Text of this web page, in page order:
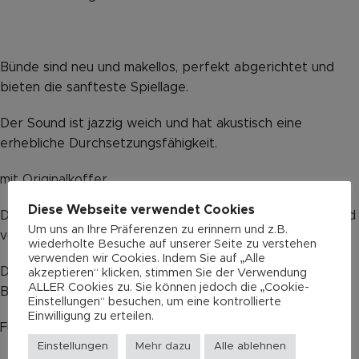
Bünde sind neu und makellos, perfekt abgerichtet und
bieten die sanfteste Spiellage.
Der Sound ist jazzig weich und hat akustisch eine
erhebliche Durchsetzungsfähigkeit.
mit Originalkoffer.
Diese Gitarre wird im Auftrag verkauft. Alle Angaben sind
vom Verkäufer.
Die Fotos sind original von diesem Instrument und
Bestandteil dieses Angebotes.
Für mehr Infos oder auch Fotos, gerne fragen.
Diese Webseite verwendet Cookies
Um uns an Ihre Präferenzen zu erinnern und z.B.
wiederholte Besuche auf unserer Seite zu verstehen
verwenden wir Cookies. Indem Sie auf „Alle
akzeptieren“ klicken, stimmen Sie der Verwendung
ALLER Cookies zu. Sie können jedoch die „Cookie-
Einstellungen“ besuchen, um eine kontrollierte
Einwilligung zu erteilen.
Einstellungen Mehr dazu Alle ablehnen